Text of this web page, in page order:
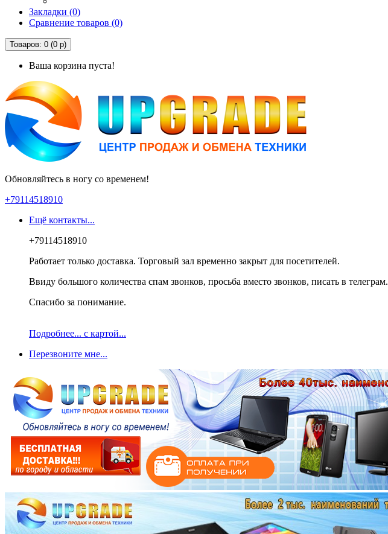
Закладки (0)
Сравнение товаров (0)
Товаров: 0 (0 р)
Ваша корзина пуста!
Обновляйтесь в ногу со временем!
+79114518910
Ещё контакты...
+79114518910
Работает только доставка. Торговый зал временно закрыт для посетителей.
Ввиду большого количества спам звонков, просьба вместо звонков, писать в телеграм.
Спасибо за понимание.
Подробнее... с картой...
Перезвоните мне...